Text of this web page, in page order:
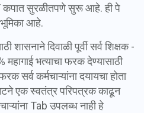
F कपात सुरळीतपणे सुरू आहे. ही पे
भूमिका आहे.
शासनाने दिवाळी पूर्वी सर्व शिक्षक -
महागाई भत्याचा फरक देण्यासाठी
सर्व कर्मचाऱ्यांना दयायचा होता
एक स्वतंत्र परिपत्रक काढून
Tab उपलब्ध नाही हे